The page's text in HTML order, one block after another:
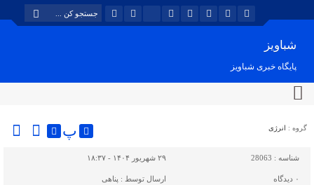
شباویز
پایگاه خبری شباویز
گروه : انرژی پ
شناسه : 28063 ۲۹ شهریور ۱۴۰۴ - ۱۸:۳۷
۰ دیدگاه ارسال توسط : پناهی